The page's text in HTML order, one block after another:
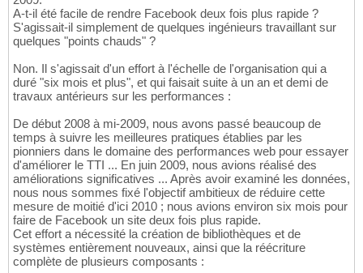
A-t-il été facile de rendre Facebook deux fois plus rapide ?
S'agissait-il simplement de quelques ingénieurs travaillant sur
quelques "points chauds" ?
Non. Il s'agissait d'un effort à l'échelle de l'organisation qui a
duré "six mois et plus", et qui faisait suite à un an et demi de
travaux antérieurs sur les performances :
De début 2008 à mi-2009, nous avons passé beaucoup de
temps à suivre les meilleures pratiques établies par les
pionniers dans le domaine des performances web pour essayer
d'améliorer le TTI ... En juin 2009, nous avions réalisé des
améliorations significatives ... Après avoir examiné les données,
nous nous sommes fixé l'objectif ambitieux de réduire cette
mesure de moitié d'ici 2010 ; nous avions environ six mois pour
faire de Facebook un site deux fois plus rapide.
Cet effort a nécessité la création de bibliothèques et de
systèmes entièrement nouveaux, ainsi que la réécriture
complète de plusieurs composants :